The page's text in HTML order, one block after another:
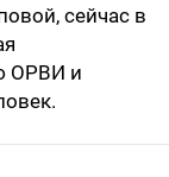
сейчас в
ОРВИ и